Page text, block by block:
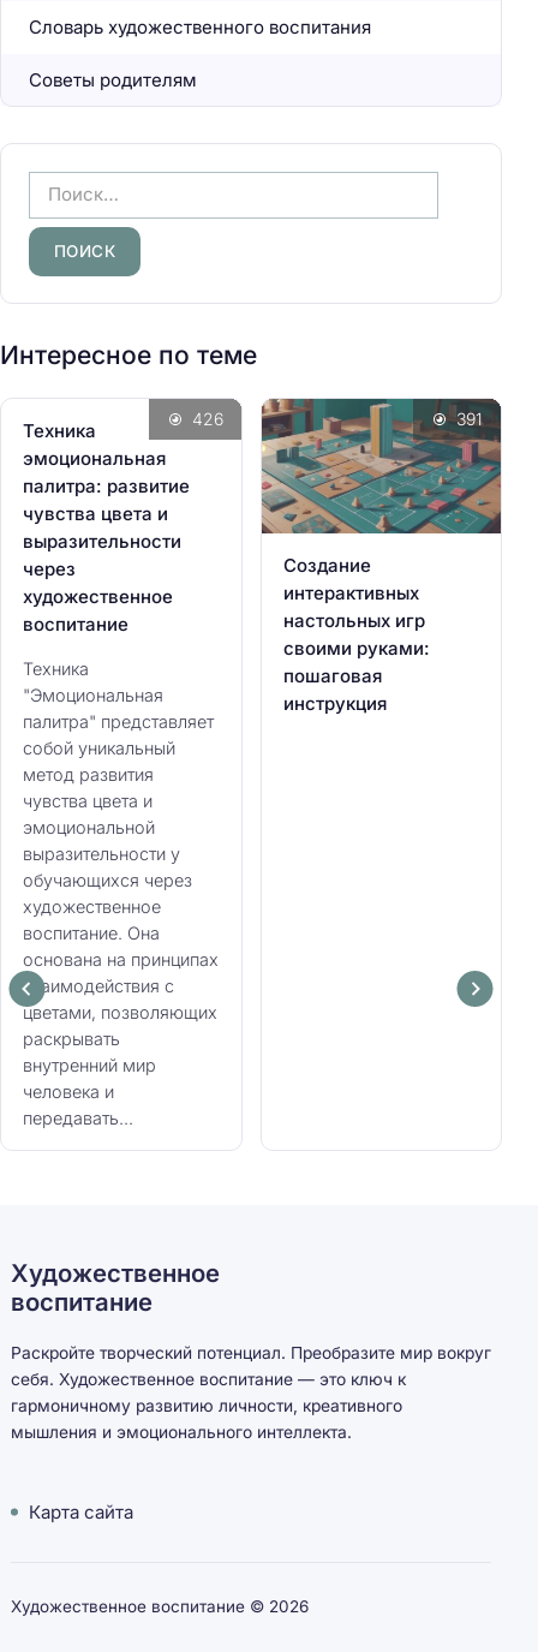
Словарь художественного воспитания
Советы родителям
а
й
т
и
Интересное по теме
Техника
эмоциональная
палитра: развитие
чувства цвета и
выразительности
через
художественное
воспитание
Техника
"Эмоциональная
палитра" представляет
собой уникальный
метод развития
чувства цвета и
эмоциональной
выразительности у
обучающихся через
художественное
воспитание. Она
основана на принципах
взаимодействия с
цветами, позволяющих
раскрывать
внутренний мир
человека и
передавать...
426
Создание
интерактивных
настольных игр
своими руками:
пошаговая
инструкция
391
Художественное
воспитание
Раскройте творческий потенциал. Преобразите мир вокруг
себя. Художественное воспитание — это ключ к
гармоничному развитию личности, креативного
мышления и эмоционального интеллекта.
Карта сайта
Художественное воспитание © 2026